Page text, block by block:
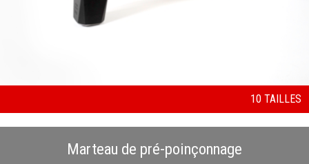
10 TAILLES
Marteau de pré-poinçonnage